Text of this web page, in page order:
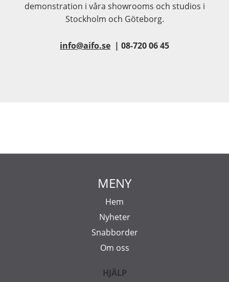
demonstration i våra showrooms och studios i
Stockholm och Göteborg.
info@aifo.se | 08-720 06 45
MENY
Hem
Nyheter
Snabborder
Om oss
HJÄLP